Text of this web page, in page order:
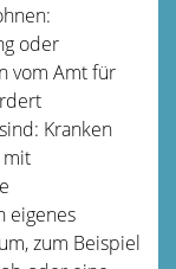
oder
vom Amt für
Kranken
mit
eigenes
zum Beispiel